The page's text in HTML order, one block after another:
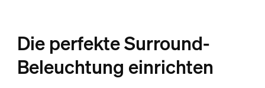
Die perfekte Surround-
Beleuchtung einrichten